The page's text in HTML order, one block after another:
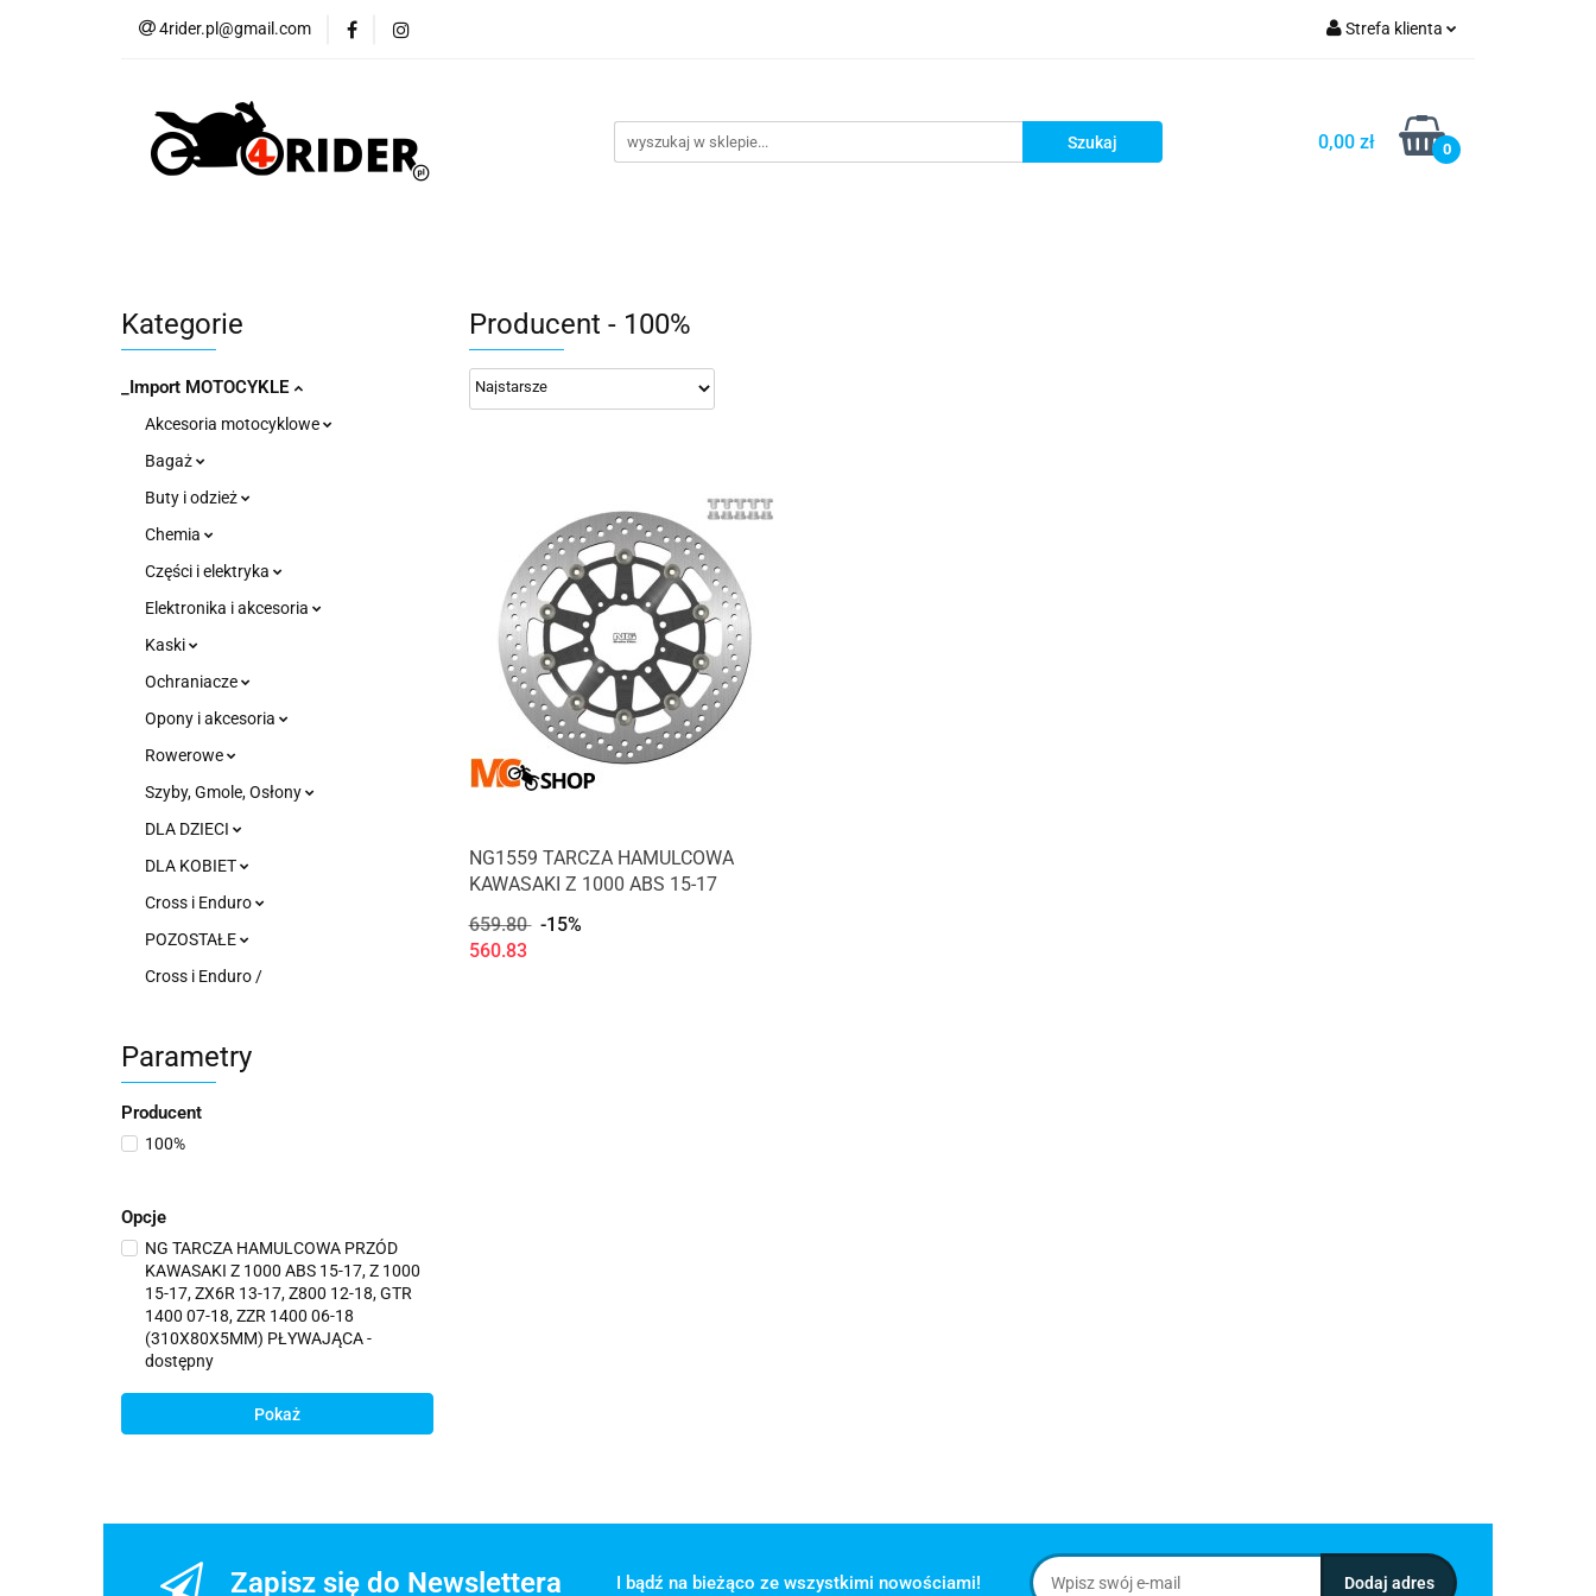
4rider.pl@gmail.com Strefa klienta
Zarejestruj się
Dodaj zgłoszenie
0,00 zł 0
Akcesoria motocyklowe
Dla dzieci Dla kobiet Cross i enduro Rowerowe
Kategorie
_Import MOTOCYKLE
Akcesoria motocyklowe
Bagaż
Buty i odzież
Chemia
Części i elektryka
Elektronika i akcesoria
Kaski
Ochraniacze
Opony i akcesoria
Rowerowe
Szyby, Gmole, Osłony
DLA DZIECI
DLA KOBIET
Cross i Enduro
POZOSTAŁE
Cross i Enduro /
Parametry
Producent
100%
Opcje
NG TARCZA HAMULCOWA PRZÓD
KAWASAKI Z 1000 ABS 15-17, Z 1000
15-17, ZX6R 13-17, Z800 12-18, GTR
1400 07-18, ZZR 1400 06-18
(310X80X5MM) PŁYWAJĄCA -
dostępny
Pokaż
Producent - 100%
NG1559 TARCZA HAMULCOWA
KAWASAKI Z 1000 ABS 15-17
659.80
-15%
560.83
Zapisz się do Newslettera I bądź na bieżąco ze wszystkimi nowościami!